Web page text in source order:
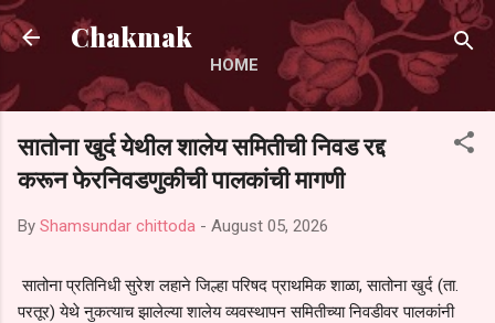
Skip to main content
Chakmak
HOME
सातोना खुर्द येथील शालेय समितीची निवड रद्द
करून फेरनिवडणुकीची पालकांची मागणी
By Shamsundar chittoda - August 05, 2026
सातोना प्रतिनिधी सुरेश लहाने जिल्हा परिषद प्राथमिक शाळा, सातोना खुर्द (ता.
परतूर) येथे नुकत्याच झालेल्या शालेय व्यवस्थापन समितीच्या निवडीवर पालकांनी